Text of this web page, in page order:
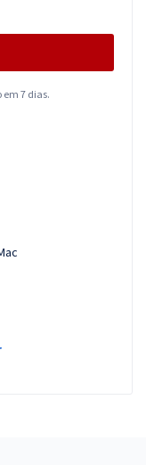
7 dias.